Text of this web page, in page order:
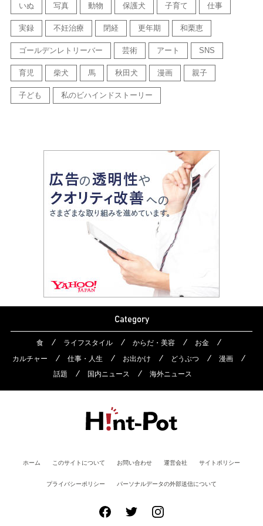
いぬ 写真 動物 保護犬 子育て 仕事
実録 不妊治療 閉経 更年期 和栗恵
ゴールデンレトリーバー 芸術 アート SNS
育児 柴犬 馬 秋田犬 漫画 親子
子ども 私のビハインドストーリー
Category
食 ライフスタイル からだ・美容
お金
カルチャー
仕事・人生 お出かけ どうぶつ
漫画
話題
国内ニュース 海外ニュース
ホーム このサイトについて お問い合わせ 運営会社 サイトポリシー
プライバシーポリシー パーソナルデータの外部送信について